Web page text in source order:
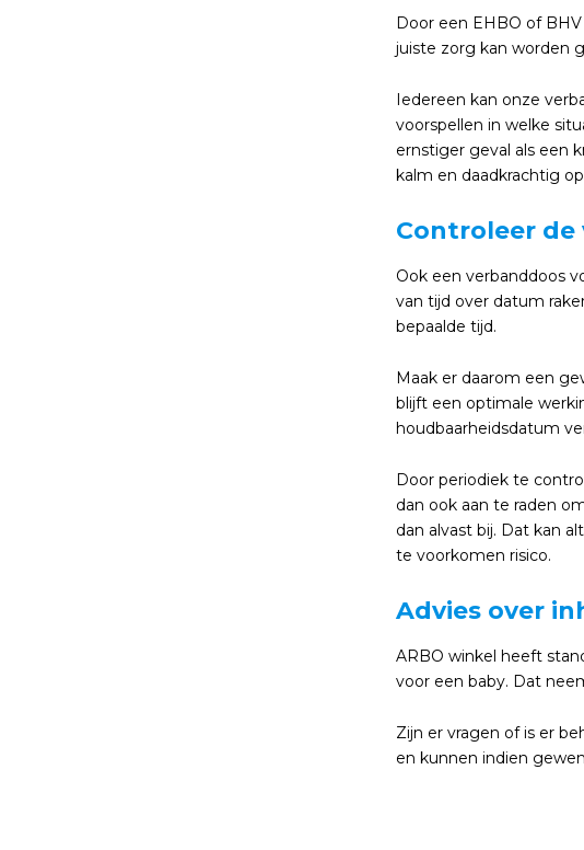
Door een EHBO of
juiste zorg kan worden
Iedereen kan onze
voorspellen in welke
ernstiger geval als een
kalm en daadkrachtig
Controleer
Ook een verbanddoos
van tijd over datum
bepaalde tijd.
Maak er daarom een
blijft een optimale
houdbaarheidsdatum
Door periodiek te
dan ook aan te raden
dan alvast bij. Dat kan
te voorkomen risico.
Advies over
ARBO winkel heeft
voor een baby. Dat
Zijn er vragen of is er
en kunnen indien